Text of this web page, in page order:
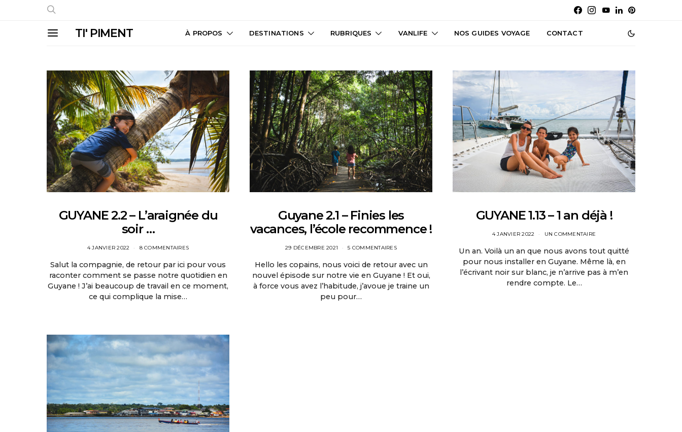
TI' PIMENT À PROPOS DESTINATIONS RUBRIQUES VANLIFE NOS GUIDES VOYAGE CONTACT
GUYANE 2.2 – L’araignée du
soir …
4 JANVIER 2022 8 COMMENTAIRES
Salut la compagnie, de retour par ici pour vous
raconter comment se passe notre quotidien en
Guyane ! J’ai beaucoup de travail en ce moment,
ce qui complique la mise…
Guyane 2.1 – Finies les
vacances, l’école recommence !
29 DÉCEMBRE 2021 5 COMMENTAIRES
Hello les copains, nous voici de retour avec un
nouvel épisode sur notre vie en Guyane ! Et oui,
à force vous avez l’habitude, j’avoue je traine un
peu pour…
GUYANE 1.13 – 1 an déjà !
4 JANVIER 2022 UN COMMENTAIRE
Un an. Voilà un an que nous avons tout quitté
pour nous installer en Guyane. Même là, en
l’écrivant noir sur blanc, je n’arrive pas à m’en
rendre compte. Le…